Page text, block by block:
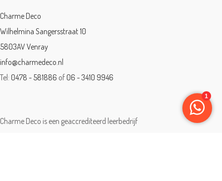
Charme Deco
Wilhelmina Sangersstraat 10
5803AV Venray
info@charmedeco.nl
Tel: 0478 - 581886 of 06 - 3410 9946
Charme Deco is een geaccrediteerd leerbedrijf